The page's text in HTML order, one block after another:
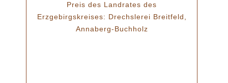
Preis des Landrates des
Erzgebirgskreises: Drechslerei Breitfeld,
Annaberg-Buchholz